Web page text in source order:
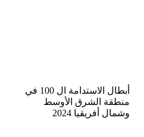
أبطال الاستدامة ال 100 في
منطقة الشرق الأوسط
وشمال أفريقيا 2024